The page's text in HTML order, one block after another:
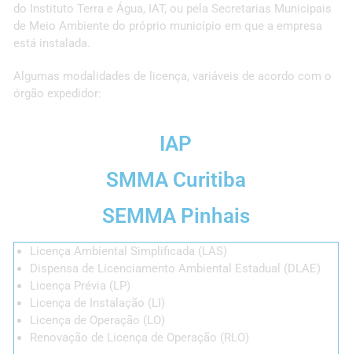
do Instituto Terra e Água, IAT, ou pela Secretarias Municipais
de Meio Ambiente do próprio município em que a empresa
está instalada.
Algumas modalidades de licença, variáveis de acordo com o
órgão expedidor:
IAP
SMMA Curitiba
SEMMA Pinhais
Licença Ambiental Simplificada (LAS)
Dispensa de Licenciamento Ambiental Estadual (DLAE)
Licença Prévia (LP)
Licença de Instalação (LI)
Licença de Operação (LO)
Renovação de Licença de Operação (RLO)